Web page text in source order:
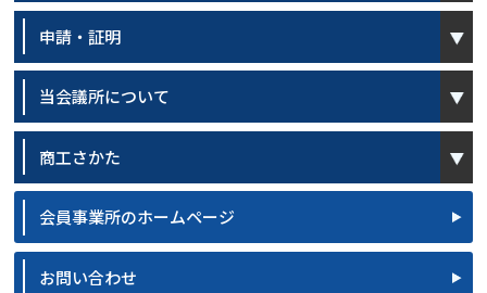
申請・証明
当会議所について
商工さかた
会員事業所のホームページ
お問い合わせ